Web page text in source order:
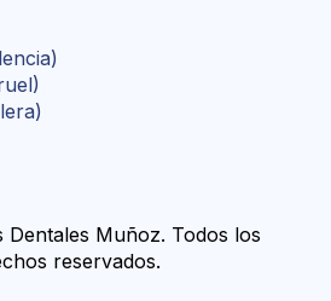
Dentales Muñoz. Todos los
reservados.